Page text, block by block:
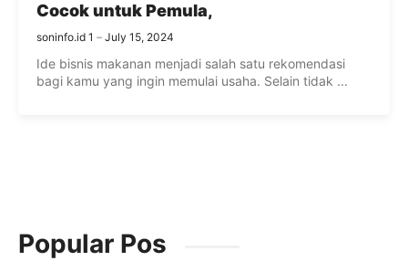
Cocok untuk Pemula,
soninfo.id 1 July 15, 2024
Ide bisnis makanan menjadi salah satu rekomendasi
bagi kamu yang ingin memulai usaha. Selain tidak ...
Popular Pos